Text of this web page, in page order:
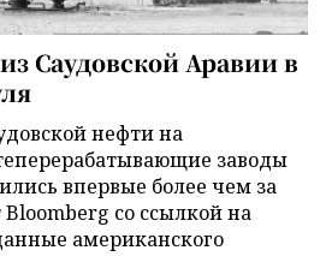
Саудовской Аравии в
нефти на
заводы
впервые более чем за
Bloomberg со ссылкой на
американского